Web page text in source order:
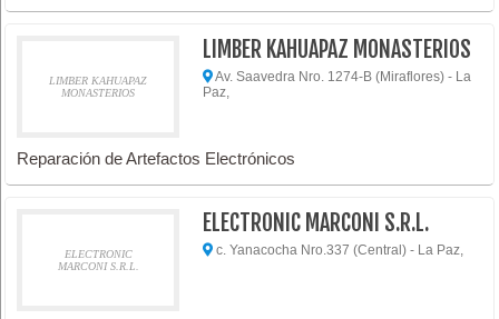
LIMBER KAHUAPAZ
MONASTERIOS
LIMBER KAHUAPAZ MONASTERIOS
Av. Saavedra Nro. 1274-B (Miraflores) - La
Paz,
Reparación de Artefactos Electrónicos
ELECTRONIC
MARCONI S.R.L.
ELECTRONIC MARCONI S.R.L.
c. Yanacocha Nro.337 (Central) - La Paz,